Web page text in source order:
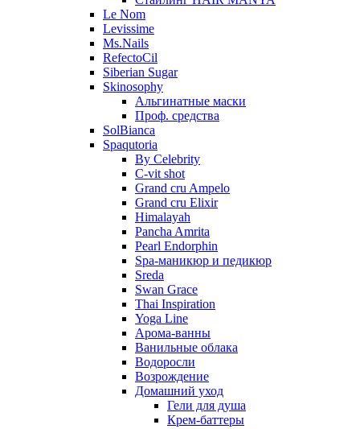
Le Nom
Levissime
Ms.Nails
RefectoCil
Siberian Sugar
Skinosophy
Альгинатные маски
Проф. средства
SolBianca
Spaqutoria
By Celebrity
C-vit shot
Grand cru Ampelo
Grand сru Elixir
Himalayah
Pancha Amrita
Pearl Endorphin
Spa-маникюр и педикюр
Sreda
Swan Grace
Thai Inspiration
Yoga Line
Арома-ванны
Ванильные облака
Водоросли
Возрождение
Домашний уход
Гели для душа
Крем-баттеры